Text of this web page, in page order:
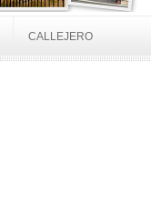
CALLEJERO